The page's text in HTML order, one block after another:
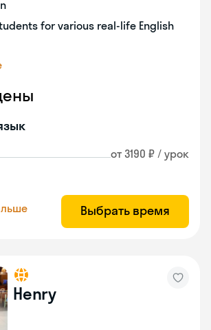
for various real-life English
от 3190 ₽ / урок
Выбрать время
Henry